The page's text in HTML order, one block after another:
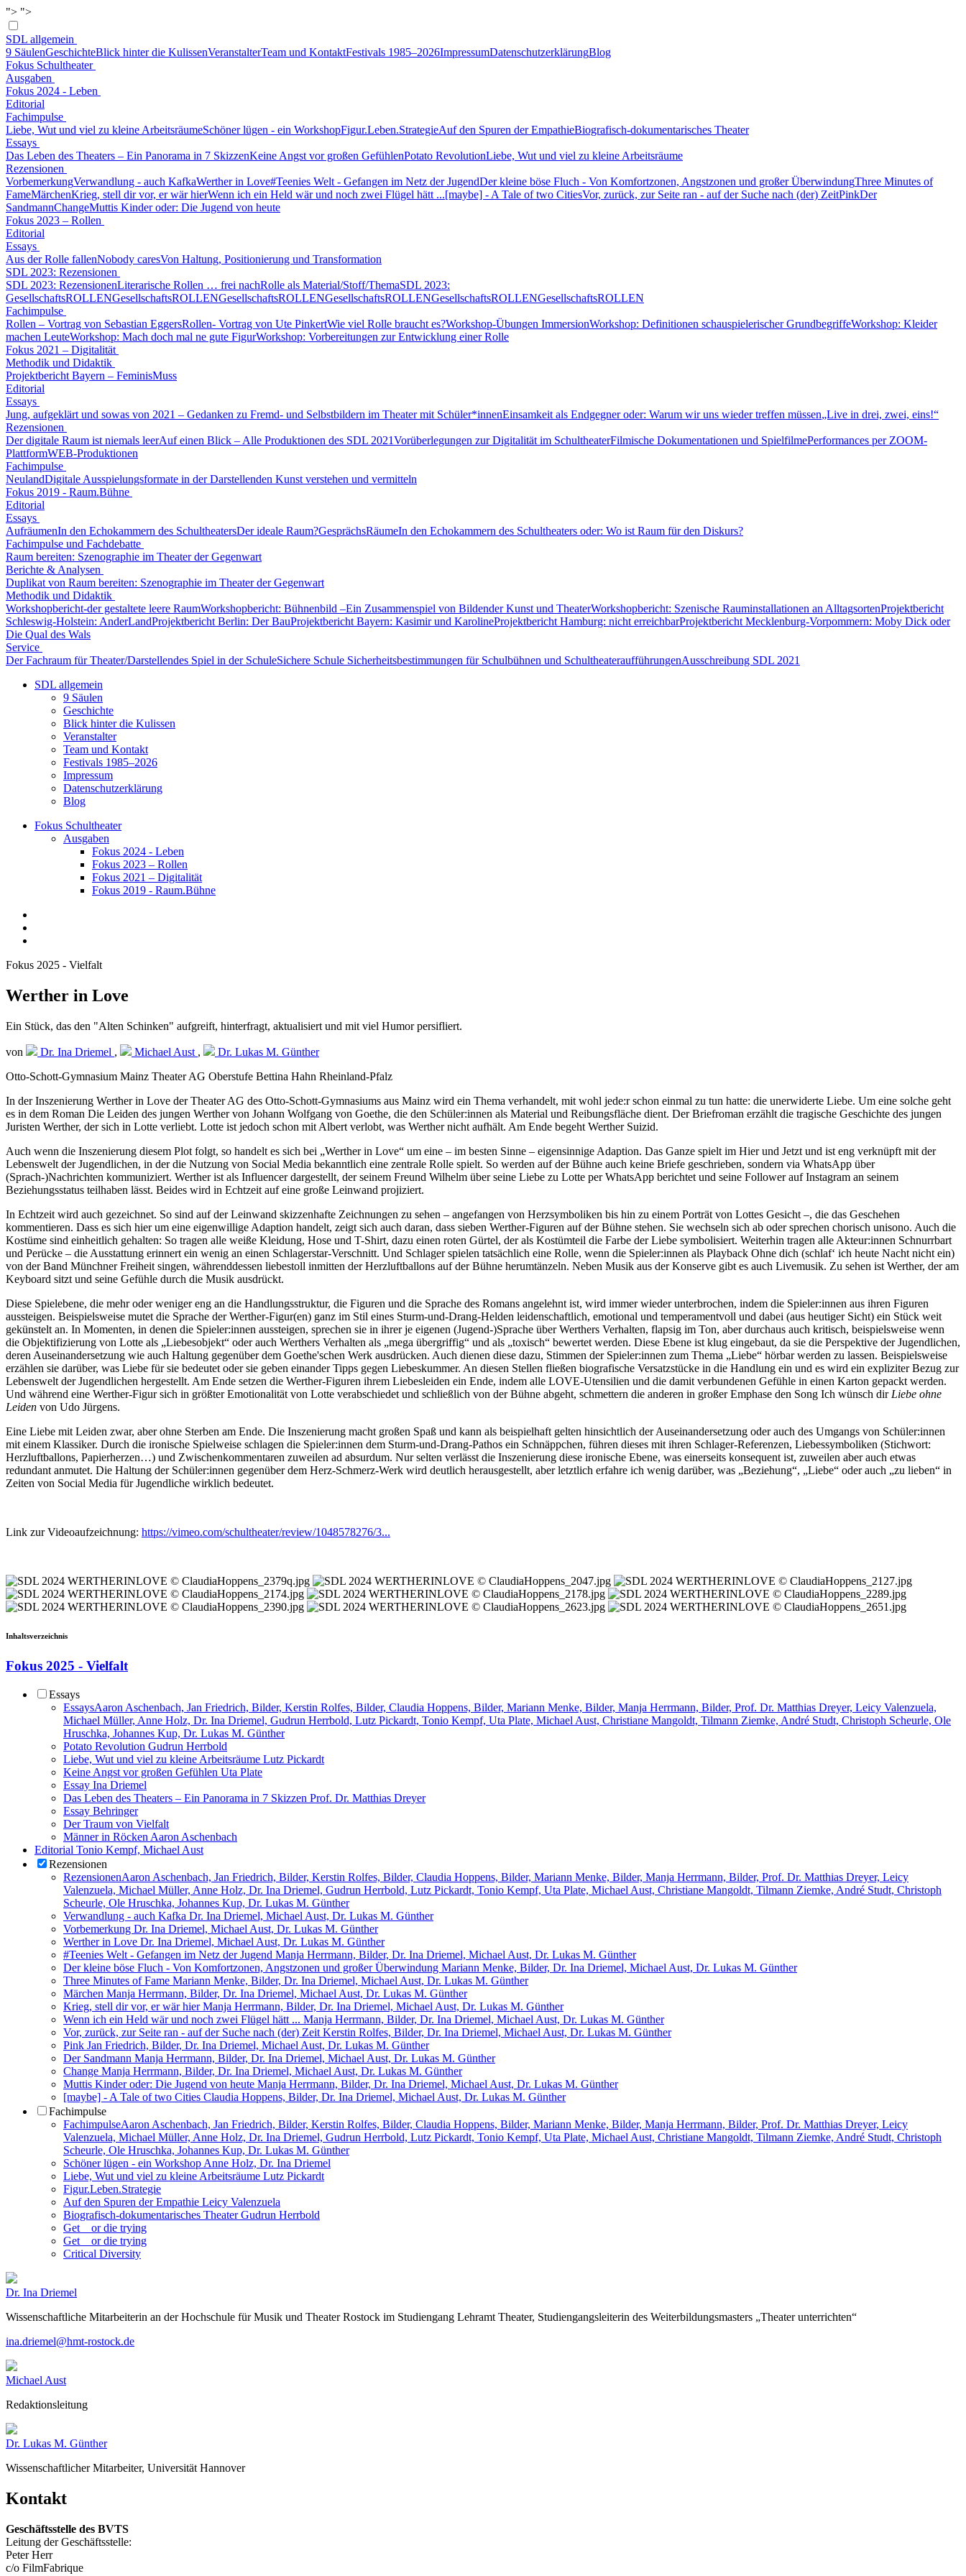
"> ">
SDL allgemein
9 SäulenGeschichteBlick hinter die KulissenVeranstalterTeam und KontaktFestivals 1985–2026ImpressumDatenschutzerklärungBlog
Fokus Schultheater
Ausgaben
Fokus 2024 - Leben
Editorial
Fachimpulse
Liebe, Wut und viel zu kleine ArbeitsräumeSchöner lügen - ein WorkshopFigur.Leben.StrategieAuf den Spuren der EmpathieBiografisch-dokumentarisches Theater
Essays
Das Leben des Theaters – Ein Panorama in 7 SkizzenKeine Angst vor großen GefühlenPotato RevolutionLiebe, Wut und viel zu kleine Arbeitsräume
Rezensionen
VorbemerkungVerwandlung - auch KafkaWerther in Love#Teenies Welt - Gefangen im Netz der JugendDer kleine böse Fluch - Von Komfortzonen, Angstzonen und großer ÜberwindungThree Minutes of
FameMärchenKrieg, stell dir vor, er wär hierWenn ich ein Held wär und noch zwei Flügel hätt ...[maybe] - A Tale of two CitiesVor, zurück, zur Seite ran - auf der Suche nach (der) ZeitPinkDer
SandmannChangeMuttis Kinder oder: Die Jugend von heute
Fokus 2023 – Rollen
Editorial
Essays
Aus der Rolle fallenNobody caresVon Haltung, Positionierung und Transformation
SDL 2023: Rezensionen
SDL 2023: RezensionenLiterarische Rollen … frei nachRolle als Material/Stoff/ThemaSDL 2023:
GesellschaftsROLLENGesellschaftsROLLENGesellschaftsROLLENGesellschaftsROLLENGesellschaftsROLLENGesellschaftsROLLEN
Fachimpulse
Rollen – Vortrag von Sebastian EggersRollen- Vortrag von Ute PinkertWie viel Rolle braucht es?Workshop-Übungen ImmersionWorkshop: Definitionen schauspielerischer GrundbegriffeWorkshop: Kleider
machen LeuteWorkshop: Mach doch mal ne gute FigurWorkshop: Vorbereitungen zur Entwicklung einer Rolle
Fokus 2021 – Digitalität
Methodik und Didaktik
Projektbericht Bayern – FeminisMuss
Editorial
Essays
Jung, aufgeklärt und sowas von 2021 – Gedanken zu Fremd- und Selbstbildern im Theater mit Schüler*innenEinsamkeit als Endgegner oder: Warum wir uns wieder treffen müssen„Live in drei, zwei, eins!“
Rezensionen
Der digitale Raum ist niemals leerAuf einen Blick – Alle Produktionen des SDL 2021Vorüberlegungen zur Digitalität im SchultheaterFilmische Dokumentationen und SpielfilmePerformances per ZOOM-
PlattformWEB-Produktionen
Fachimpulse
NeulandDigitale Ausspielungsformate in der Darstellenden Kunst verstehen und vermitteln
Fokus 2019 - Raum.Bühne
Editorial
Essays
AufräumenIn den Echokammern des SchultheatersDer ideale Raum?GesprächsRäumeIn den Echokammern des Schultheaters oder: Wo ist Raum für den Diskurs?
Fachimpulse und Fachdebatte
Raum bereiten: Szenographie im Theater der Gegenwart
Berichte & Analysen
Duplikat von Raum bereiten: Szenographie im Theater der Gegenwart
Methodik und Didaktik
Workshopbericht-der gestaltete leere RaumWorkshopbericht: Bühnenbild –Ein Zusammenspiel von Bildender Kunst und TheaterWorkshopbericht: Szenische Rauminstallationen an AlltagsortenProjektbericht
Schleswig-Holstein: AnderLandProjektbericht Berlin: Der BauProjektbericht Bayern: Kasimir und KarolineProjektbericht Hamburg: nicht erreichbarProjektbericht Mecklenburg-Vorpommern: Moby Dick oder
Die Qual des Wals
Service
Der Fachraum für Theater/Darstellendes Spiel in der SchuleSichere Schule Sicherheitsbestimmungen für Schulbühnen und SchultheateraufführungenAusschreibung SDL 2021
SDL allgemein
9 Säulen
Geschichte
Blick hinter die Kulissen
Veranstalter
Team und Kontakt
Festivals 1985–2026
Impressum
Datenschutzerklärung
Blog
Fokus Schultheater
Ausgaben
Fokus 2024 - Leben
Fokus 2023 – Rollen
Fokus 2021 – Digitalität
Fokus 2019 - Raum.Bühne
Fokus 2025 - Vielfalt
Werther in Love
Ein Stück, das den "Alten Schinken" aufgreift, hinterfragt, aktualisiert und mit viel Humor persifliert.
von Dr. Ina Driemel , Michael Aust ,
Dr. Lukas M. Günther
Otto-Schott-Gymnasium Mainz Theater AG Oberstufe Bettina Hahn Rheinland-Pfalz
In der Inszenierung Werther in Love der Theater AG des Otto-Schott-Gymnasiums aus Mainz wird ein Thema verhandelt, mit wohl jede:r schon einmal zu tun hatte: die unerwiderte Liebe. Um eine solche geht
es in dem Roman Die Leiden des jungen Werther von Johann Wolfgang von Goethe, die den Schüler:innen als Material und Reibungsfläche dient. Der Briefroman erzählt die tragische Geschichte des jungen
Juristen Werther, der sich in Lotte verliebt. Lotte ist jedoch schon mit Albert verlobt, was Werther nicht aufhält. Am Ende begeht Werther Suizid.
Auch wenn die Inszenierung diesem Plot folgt, so handelt es sich bei „Werther in Love“ um eine – im besten Sinne – eigensinnige Adaption. Das Ganze spielt im Hier und Jetzt und ist eng verknüpft mit der
Lebenswelt der Jugendlichen, in der die Nutzung von Social Media bekanntlich eine zentrale Rolle spielt. So werden auf der Bühne auch keine Briefe geschrieben, sondern via WhatsApp über
(Sprach-)Nachrichten kommuniziert. Werther ist als Influencer dargestellt, der seinem Freund Wilhelm über seine Liebe zu Lotte per WhatsApp berichtet und seine Follower auf Instagram an seinem
Beziehungsstatus teilhaben lässt. Beides wird in Echtzeit auf eine große Leinwand projiziert.
In Echtzeit wird auch gezeichnet. So sind auf der Leinwand skizzenhafte Zeichnungen zu sehen – angefangen von Herzsymboliken bis hin zu einem Porträt von Lottes Gesicht –, die das Geschehen
kommentieren. Dass es sich hier um eine eigenwillige Adaption handelt, zeigt sich auch daran, dass sieben Werther-Figuren auf der Bühne stehen. Sie wechseln sich ab oder sprechen chorisch unisono. Auch die
Kostüme sind einheitlich gehalten: So tragen alle weiße Kleidung, Hose und T-Shirt, dazu einen roten Gürtel, der als Kostümteil die Farbe der Liebe symbolisiert. Weiterhin tragen alle Akteur:innen Schnurrbart
und Perücke – die Ausstattung erinnert ein wenig an einen Schlagerstar-Verschnitt. Und Schlager spielen tatsächlich eine Rolle, wenn die Spieler:innen als Playback Ohne dich (schlaf‘ ich heute Nacht nicht ein)
von der Band Münchner Freiheit singen, währenddessen liebestoll inmitten der Herzluftballons auf der Bühne herumtänzeln. Neben Musik aus der Konserve gibt es auch Livemusik. Zu sehen ist Werther, der am
Keyboard sitzt und seine Gefühle durch die Musik ausdrückt.
Diese Spielebene, die mehr oder weniger eng an die Handlungsstruktur, die Figuren und die Sprache des Romans angelehnt ist, wird immer wieder unterbrochen, indem die Spieler:innen aus ihren Figuren
aussteigen. Beispielsweise mutet die Sprache der Werther-Figur(en) ganz im Stil eines Sturm-und-Drang-Helden leidenschaftlich, emotional und temperamentvoll und dabei (aus heutiger Sicht) ein Stück weit
gekünstelt an. In Momenten, in denen die Spieler:innen aussteigen, sprechen sie in ihrer je eigenen (Jugend-)Sprache über Werthers Verhalten, flapsig im Ton, aber durchaus auch kritisch, beispielsweise wenn
die Objektifizierung von Lotte als „Liebesobjekt“ oder auch Werthers Verhalten als „mega übergriffig“ und als „toxisch“ bewertet werden. Diese Ebene ist klug eingebaut, da sie die Perspektive der Jugendlichen,
deren Auseinandersetzung wie auch Haltung gegenüber dem Goethe'schen Werk ausdrücken. Auch dienen diese dazu, Stimmen der Spieler:innen zum Thema „Liebe“ hörbar werden zu lassen. Beispielsweise
erzählen sie darüber, was Liebe für sie bedeutet oder sie geben einander Tipps gegen Liebeskummer. An diesen Stellen fließen biografische Versatzstücke in die Handlung ein und es wird ein expliziter Bezug zur
Lebenswelt der Jugendlichen hergestellt. Am Ende setzen die Werther-Figuren ihrem Liebesleiden ein Ende, indem alle LOVE-Utensilien und die damit verbundenen Gefühle in einen Karton gepackt werden.
Und während eine Werther-Figur sich in größter Emotionalität von Lotte verabschiedet und schließlich von der Bühne abgeht, schmettern die anderen in großer Emphase den Song Ich wünsch dir Liebe ohne
Leiden von Udo Jürgens.
Eine Liebe mit Leiden zwar, aber ohne Sterben am Ende. Die Inszenierung macht großen Spaß und kann als beispielhaft gelten hinsichtlich der Auseinandersetzung oder auch des Umgangs von Schüler:innen
mit einem Klassiker. Durch die ironische Spielweise schlagen die Spieler:innen dem Sturm-und-Drang-Pathos ein Schnäppchen, führen dieses mit ihren Schlager-Referenzen, Liebessymboliken (Stichwort:
Herzluftballons, Papierherzen…) und Zwischenkommentaren zuweilen ad absurdum. Nur selten verlässt die Inszenierung diese ironische Ebene, was einerseits konsequent ist, zuweilen aber auch etwas
redundant anmutet. Die Haltung der Schüler:innen gegenüber dem Herz-Schmerz-Werk wird deutlich herausgestellt, aber letztlich erfahre ich wenig darüber, was „Beziehung“, „Liebe“ oder auch „zu lieben“ in
Zeiten von Social Media für Jugendliche wirklich bedeutet.
Link zur Videoaufzeichnung: https://vimeo.com/schultheater/review/1048578276/3...
Inhaltsverzeichnis
Fokus 2025 - Vielfalt
Essays
EssaysAaron Aschenbach, Jan Friedrich, Bilder, Kerstin Rolfes, Bilder, Claudia Hoppens, Bilder, Mariann Menke, Bilder, Manja Herrmann, Bilder, Prof. Dr. Matthias Dreyer, Leicy Valenzuela,
Michael Müller, Anne Holz, Dr. Ina Driemel, Gudrun Herrbold, Lutz Pickardt, Tonio Kempf, Uta Plate, Michael Aust, Christiane Mangoldt, Tilmann Ziemke, André Studt, Christoph Scheurle, Ole
Hruschka, Johannes Kup, Dr. Lukas M. Günther
Potato Revolution Gudrun Herrbold
Liebe, Wut und viel zu kleine Arbeitsräume Lutz Pickardt
Keine Angst vor großen Gefühlen Uta Plate
Essay Ina Driemel
Das Leben des Theaters – Ein Panorama in 7 Skizzen Prof. Dr. Matthias Dreyer
Essay Behringer
Der Traum von Vielfalt
Männer in RöckenAaron Aschenbach
Editorial Tonio Kempf, Michael Aust
Rezensionen
RezensionenAaron Aschenbach, Jan Friedrich, Bilder, Kerstin Rolfes, Bilder, Claudia Hoppens, Bilder, Mariann Menke, Bilder, Manja Herrmann, Bilder, Prof. Dr. Matthias Dreyer, Leicy
Valenzuela, Michael Müller, Anne Holz, Dr. Ina Driemel, Gudrun Herrbold, Lutz Pickardt, Tonio Kempf, Uta Plate, Michael Aust, Christiane Mangoldt, Tilmann Ziemke, André Studt, Christoph
Scheurle, Ole Hruschka, Johannes Kup, Dr. Lukas M. Günther
Verwandlung - auch Kafka Dr. Ina Driemel, Michael Aust, Dr. Lukas M. Günther
Vorbemerkung Dr. Ina Driemel, Michael Aust, Dr. Lukas M. Günther
Werther in Love Dr. Ina Driemel, Michael Aust, Dr. Lukas M. Günther
#Teenies Welt - Gefangen im Netz der Jugend Manja Herrmann, Bilder, Dr. Ina Driemel, Michael Aust, Dr. Lukas M. Günther
Der kleine böse Fluch - Von Komfortzonen, Angstzonen und großer Überwindung Mariann Menke, Bilder, Dr. Ina Driemel, Michael Aust, Dr. Lukas M. Günther
Three Minutes of Fame Mariann Menke, Bilder, Dr. Ina Driemel, Michael Aust, Dr. Lukas M. Günther
Märchen Manja Herrmann, Bilder, Dr. Ina Driemel, Michael Aust, Dr. Lukas M. Günther
Krieg, stell dir vor, er wär hierManja Herrmann, Bilder, Dr. Ina Driemel, Michael Aust, Dr. Lukas M. Günther
Wenn ich ein Held wär und noch zwei Flügel hätt ... Manja Herrmann, Bilder, Dr. Ina Driemel, Michael Aust, Dr. Lukas M. Günther
Vor, zurück, zur Seite ran - auf der Suche nach (der) ZeitKerstin Rolfes, Bilder, Dr. Ina Driemel, Michael Aust, Dr. Lukas M. Günther
Pink Jan Friedrich, Bilder, Dr. Ina Driemel, Michael Aust, Dr. Lukas M. Günther
Der Sandmann Manja Herrmann, Bilder, Dr. Ina Driemel, Michael Aust, Dr. Lukas M. Günther
Change Manja Herrmann, Bilder, Dr. Ina Driemel, Michael Aust, Dr. Lukas M. Günther
Muttis Kinder oder: Die Jugend von heute Manja Herrmann, Bilder, Dr. Ina Driemel, Michael Aust, Dr. Lukas M. Günther
[maybe] - A Tale of two Cities Claudia Hoppens, Bilder, Dr. Ina Driemel, Michael Aust, Dr. Lukas M. Günther
Fachimpulse
FachimpulseAaron Aschenbach, Jan Friedrich, Bilder, Kerstin Rolfes, Bilder, Claudia Hoppens, Bilder, Mariann Menke, Bilder, Manja Herrmann, Bilder, Prof. Dr. Matthias Dreyer, Leicy
Valenzuela, Michael Müller, Anne Holz, Dr. Ina Driemel, Gudrun Herrbold, Lutz Pickardt, Tonio Kempf, Uta Plate, Michael Aust, Christiane Mangoldt, Tilmann Ziemke, André Studt, Christoph
Scheurle, Ole Hruschka, Johannes Kup, Dr. Lukas M. Günther
Schöner lügen - ein WorkshopAnne Holz, Dr. Ina Driemel
Liebe, Wut und viel zu kleine Arbeitsräume Lutz Pickardt
Figur.Leben.Strategie
Auf den Spuren der Empathie Leicy Valenzuela
Biografisch-dokumentarisches TheaterGudrun Herrbold
Get _ or die trying
Get _ or die trying
Critical Diversity
Dr. Ina Driemel
Wissenschaftliche Mitarbeiterin an der Hochschule für Musik und Theater Rostock im Studiengang Lehramt Theater, Studiengangsleiterin des Weiterbildungsmasters „Theater unterrichten“
ina.driemel@hmt-rostock.de
Michael Aust
Redaktionsleitung
Dr. Lukas M. Günther
Wissenschaftlicher Mitarbeiter, Universität Hannover
Kontakt
Geschäftsstelle des BVTS
Leitung der Geschäftsstelle:
Peter Herr
c/o FilmFabrique